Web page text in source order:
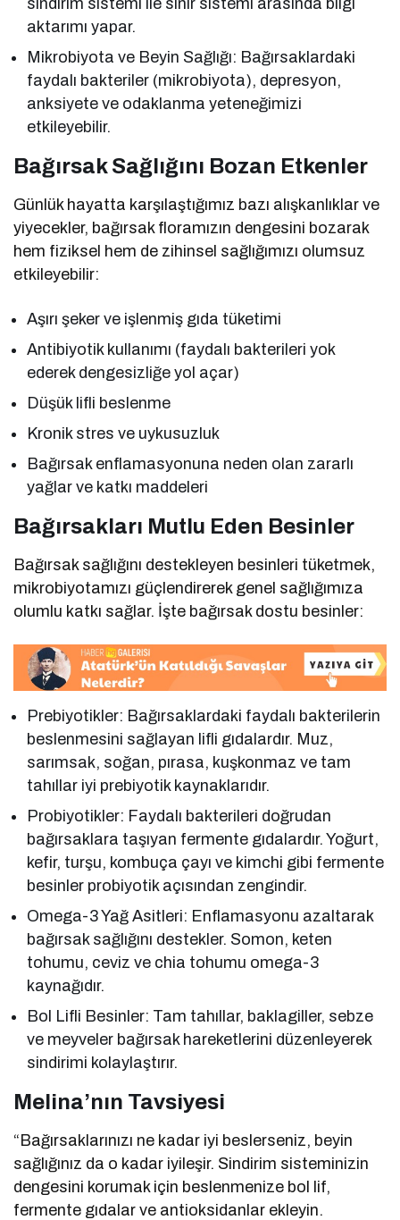
sindirim sistemi ile sinir sistemi arasında bilgi
aktarımı yapar.
Mikrobiyota ve Beyin Sağlığı: Bağırsaklardaki
faydalı bakteriler (mikrobiyota), depresyon,
anksiyete ve odaklanma yeteneğimizi
etkileyebilir.
Bağırsak Sağlığını Bozan Etkenler
Günlük hayatta karşılaştığımız bazı alışkanlıklar ve
yiyecekler, bağırsak floramızın dengesini bozarak
hem fiziksel hem de zihinsel sağlığımızı olumsuz
etkileyebilir:
Aşırı şeker ve işlenmiş gıda tüketimi
Antibiyotik kullanımı (faydalı bakterileri yok
ederek dengesizliğe yol açar)
Düşük lifli beslenme
Kronik stres ve uykusuzluk
Bağırsak enflamasyonuna neden olan zararlı
yağlar ve katkı maddeleri
Bağırsakları Mutlu Eden Besinler
Bağırsak sağlığını destekleyen besinleri tüketmek,
mikrobiyotamızı güçlendirerek genel sağlığımıza
olumlu katkı sağlar. İşte bağırsak dostu besinler:
Prebiyotikler: Bağırsaklardaki faydalı bakterilerin
beslenmesini sağlayan lifli gıdalardır. Muz,
sarımsak, soğan, pırasa, kuşkonmaz ve tam
tahıllar iyi prebiyotik kaynaklarıdır.
Probiyotikler: Faydalı bakterileri doğrudan
bağırsaklara taşıyan fermente gıdalardır. Yoğurt,
kefir, turşu, kombuça çayı ve kimchi gibi fermente
besinler probiyotik açısından zengindir.
Omega-3 Yağ Asitleri: Enflamasyonu azaltarak
bağırsak sağlığını destekler. Somon, keten
tohumu, ceviz ve chia tohumu omega-3
kaynağıdır.
Bol Lifli Besinler: Tam tahıllar, baklagiller, sebze
ve meyveler bağırsak hareketlerini düzenleyerek
sindirimi kolaylaştırır.
Melina’nın Tavsiyesi
“Bağırsaklarınızı ne kadar iyi beslerseniz, beyin
sağlığınız da o kadar iyileşir. Sindirim sisteminizin
dengesini korumak için beslenmenize bol lif,
fermente gıdalar ve antioksidanlar ekleyin.